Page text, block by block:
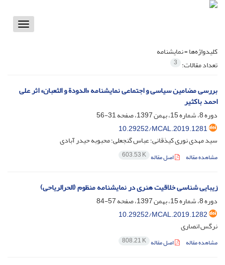
Toggle
کلیدواژه‌ها =نمایشنامه
تعداد مقالات: 3
بررسی مضامین سیاسی و اجتماعی نمایشنامه «الدودة و الثعبان» اثر علی
احمد باکثیر
دوره 8، شماره 15، بهمن 1397، صفحه
31-56
10.29252/MCAL.2019.1281
سید مهدی نوری کیذقانی؛ عباس گنجعلی؛ محبوبه حیدر آبادی
مشاهده مقاله اصل مقاله 603.53 K
زیبایی شناسی خلاقیت هنری در نمایشنامه منظوم (الحرالریاحی)
دوره 8، شماره 15، بهمن 1397، صفحه
57-84
10.29252/MCAL.2019.1282
نرگس انصاری
مشاهده مقاله اصل مقاله 808.21 K